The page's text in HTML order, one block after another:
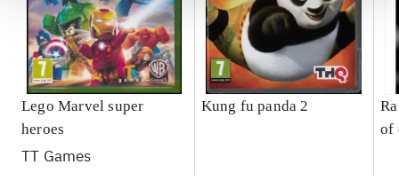
Lego Marvel super
heroes
TT Games
Kung fu panda 2
of